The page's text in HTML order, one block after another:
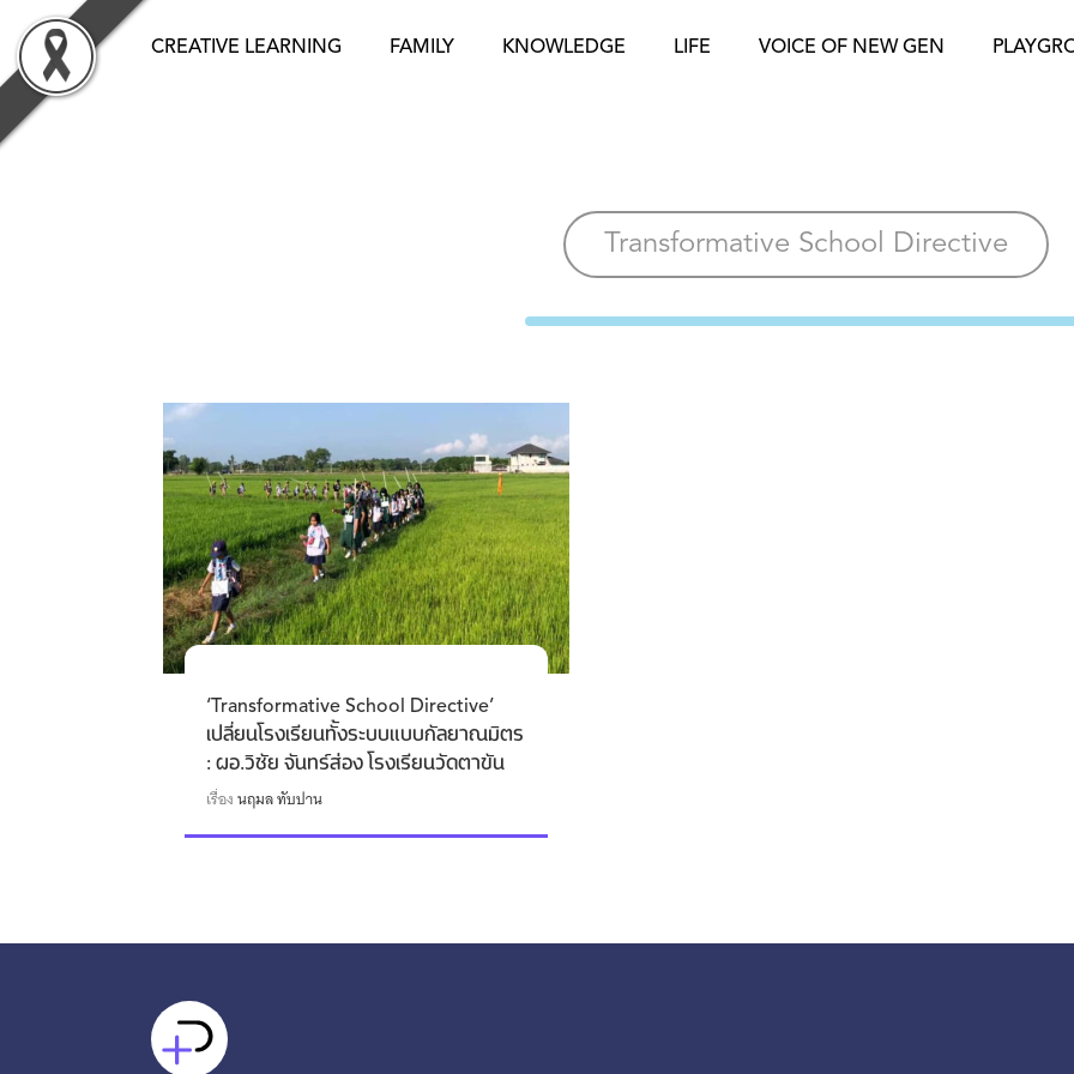
content
CREATIVE LEARNING FAMILY KNOWLEDGE LIFE VOICE OF NEW GEN
Transformative School Directive
‘Transformative School Directive’
เปลี่ยนโรงเรียนทั้งระบบแบบกัลยาณมิตร
: ผอ.วิชัย จันทร์ส่อง โรงเรียนวัดตาขัน
เรื่องนฤมล ทับปาน